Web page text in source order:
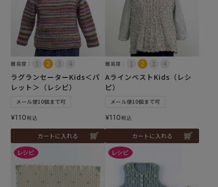
難易度：
ラグランセーターKids＜パ
レット＞（レシピ）
メール便10個まで可
¥110税込
カートに入れる
難易度：
AラインベストKids（レシ
ピ）
メール便10個まで可
¥110税込
カートに入れる